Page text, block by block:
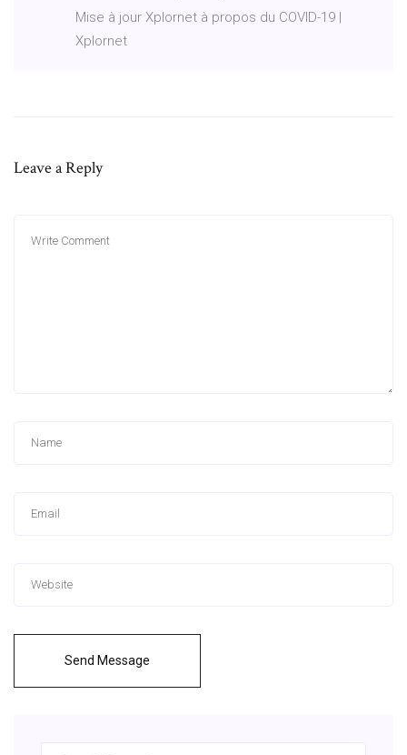
Mise à jour Xplornet à propos du COVID-19 |
Xplornet
Leave a Reply
Send Message